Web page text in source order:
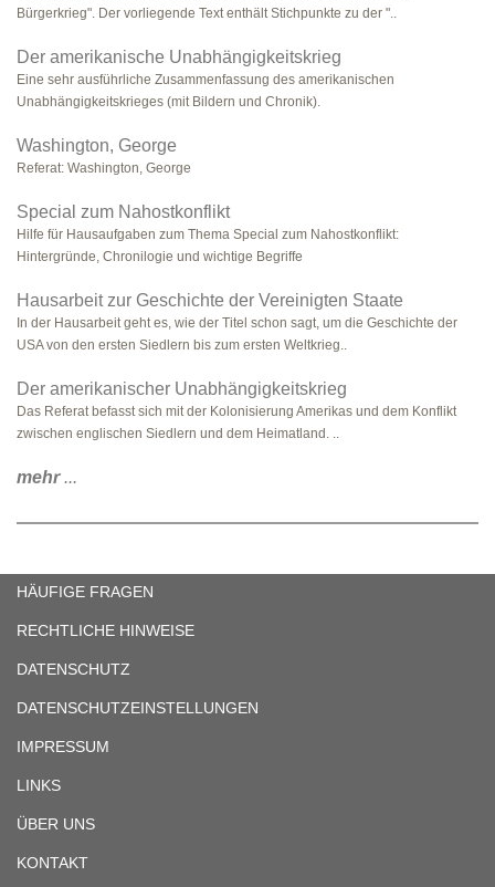
Bürgerkrieg". Der vorliegende Text enthält Stichpunkte zu der "..
Der amerikanische Unabhängigkeitskrieg
Eine sehr ausführliche Zusammenfassung des amerikanischen
Unabhängigkeitskrieges (mit Bildern und Chronik).
Washington, George
Referat: Washington, George
Special zum Nahostkonflikt
Hilfe für Hausaufgaben zum Thema Special zum Nahostkonflikt:
Hintergründe, Chronilogie und wichtige Begriffe
Hausarbeit zur Geschichte der Vereinigten Staate
In der Hausarbeit geht es, wie der Titel schon sagt, um die Geschichte der
USA von den ersten Siedlern bis zum ersten Weltkrieg..
Der amerikanischer Unabhängigkeitskrieg
Das Referat befasst sich mit der Kolonisierung Amerikas und dem Konflikt
zwischen englischen Siedlern und dem Heimatland. ..
mehr...
HÄUFIGE FRAGEN
RECHTLICHE HINWEISE
DATENSCHUTZ
DATENSCHUTZEINSTELLUNGEN
IMPRESSUM
LINKS
ÜBER UNS
KONTAKT